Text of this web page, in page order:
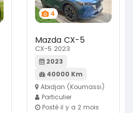
4
Mazda CX-5
CX-5 2023
2023
40000 Km
Abidjan (Koumassi)
Particulier
Posté il y a 2 mois